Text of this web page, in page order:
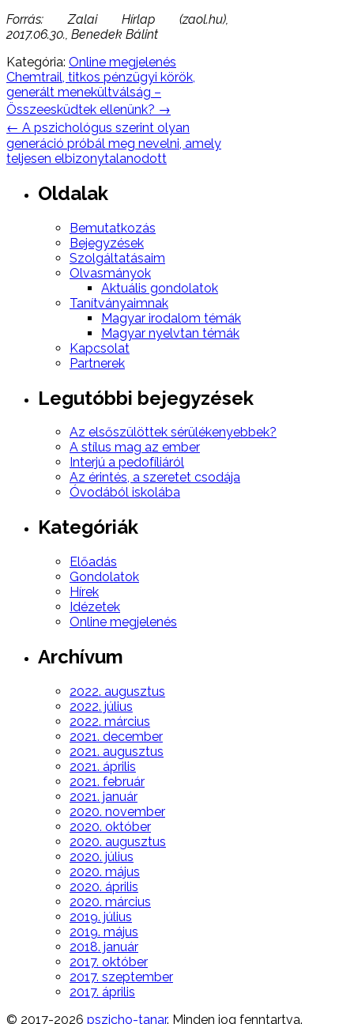
Forrás: Zalai Hírlap (zaol.hu),
2017.06.30., Benedek Bálint
Kategória: Online megjelenés
Post
navigation
Chemtrail, titkos pénzügyi körök,
generált menekültválság –
Összeesküdtek ellenünk? →
← A pszichológus szerint olyan
generáció próbál meg nevelni, amely
teljesen elbizonytalanodott
Oldalak
Bemutatkozás
Bejegyzések
Szolgáltatásaim
Olvasmányok
Aktuális gondolatok
Tanítványaimnak
Magyar irodalom témák
Magyar nyelvtan témák
Kapcsolat
Partnerek
Legutóbbi bejegyzések
Az elsőszülöttek sérülékenyebbek?
A stílus mag az ember
Interjú a pedofíliáról
Az érintés, a szeretet csodája
Óvodából iskolába
Kategóriák
Előadás
Gondolatok
Hírek
Idézetek
Online megjelenés
Archívum
2022. augusztus
2022. július
2022. március
2021. december
2021. augusztus
2021. április
2021. február
2021. január
2020. november
2020. október
2020. augusztus
2020. július
2020. május
2020. április
2020. március
2019. július
2019. május
2018. január
2017. október
2017. szeptember
2017. április
© 2017-2026 pszicho-tanar. Minden jog fenntartva.